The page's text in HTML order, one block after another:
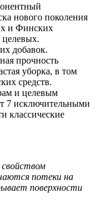
нового поколения
и Финских
добавок.
прочность
уборка, в том
средств.
и целевым
7 исключительными
классические
потеки на
поверхности